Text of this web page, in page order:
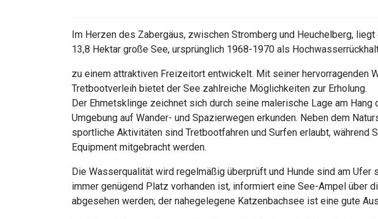
Im Herzen des Zabergäus, zwischen Stromberg und Heuchelberg,
13,8 Hektar große See, ursprünglich 1968-1970 als
zu einem attraktiven Freizeitort entwickelt. Mit seiner hervorragenden
Tretbootverleih bietet der See zahlreiche Möglichkeiten zur Erholung.
Der Ehmetsklinge zeichnet sich durch seine malerische Lage am
Umgebung auf Wander- und Spazierwegen erkunden. Neben dem
sportliche Aktivitäten sind Tretbootfahren und Surfen erlaubt,
Equipment mitgebracht werden.
Die Wasserqualität wird regelmäßig überprüft und Hunde sind am
immer genügend Platz vorhanden ist, informiert eine See-Ampel über
abgesehen werden; der nahegelegene Katzenbachsee ist eine gute